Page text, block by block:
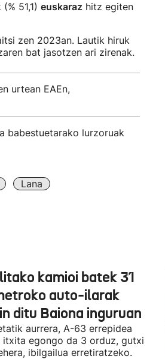
51,1) euskarazhitz egiten
zen 2023an. Lautik hiruk
bat jasotzen ari zirenak.
urtean EAEn,
babestuetarako lurzoruak
Lana
kamioi batek 31
auto-ilarak
ditu Baiona inguruan
aurrera, A-63 errepidea
itxita egongo da 3 orduz, gutxi
ibilgailua erretiratzeko.